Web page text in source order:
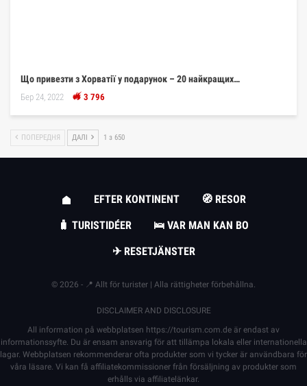
Що привезти з Хорватії у подарунок – 20 найкращих…
Бер 24, 2022 3 796
ПОПЕРЕДНЯ ДАЛІ 1 з 650
EFTER KONTINENT
🧭 RESOR
🧳 TURISTIDÉER
🛌 VAR MAN KAN BO
✈ RESETJÄNSTER
© 2026 - 📍 Allt för turister | Alla rättigheter förbehållna.
DISCLAIMER AND DISCLOSURE
All information på webbplatsen https://tourism.com.de är endast av
informationssyfte. Du är ensam ansvarig för att tillämpa lokala eller internationella
lagar. Webbplatsen rekommenderar ofta produkter som vi tycker är användbara för
våra läsare. Vi kan få affiliatekommissioner från försäljning av produkter som
erhålls via affiliatelänkar.